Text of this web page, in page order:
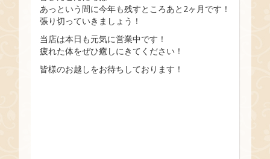
あっという間に今年も残すところあと2ヶ月です！
張り切っていきましょう！
当店は本日も元気に営業中です！
疲れた体をぜひ癒しにきてください！
皆様のお越しをお待ちしております！